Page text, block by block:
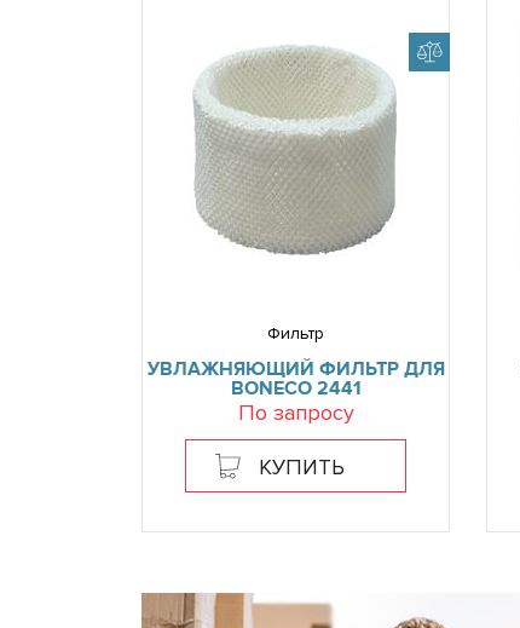
Фильтр
УВЛАЖНЯЮЩИЙ ФИЛЬТР ДЛЯ
BONECO 2441
По запросу
КУПИТЬ